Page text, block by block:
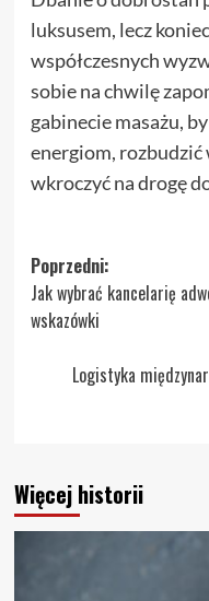
luksusem, lecz
współczesnych
sobie na chwilę
gabinecie masażu,
energiom, rozbudzić
wkroczyć na drogę
Zobacz
wpisy
Poprzedni:
Jak wybrać kancelarię
wskazówki
Logistyka
Więcej historii